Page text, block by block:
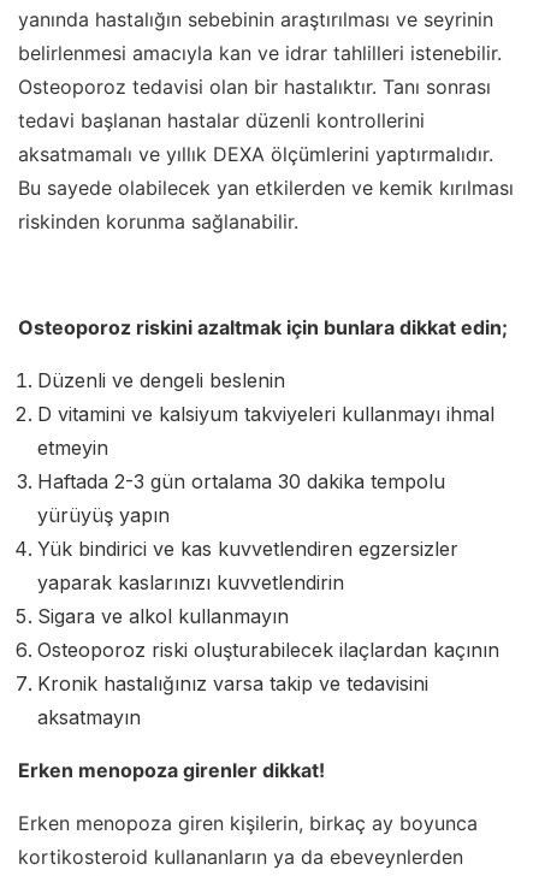
yanında hastalığın sebebinin araştırılması ve seyrinin
belirlenmesi amacıyla kan ve idrar tahlilleri istenebilir.
Osteoporoz tedavisi olan bir hastalıktır. Tanı sonrası
tedavi başlanan hastalar düzenli kontrollerini
aksatmamalı ve yıllık DEXA ölçümlerini yaptırmalıdır.
Bu sayede olabilecek yan etkilerden ve kemik kırılması
riskinden korunma sağlanabilir.
Osteoporoz riskini azaltmak için bunlara dikkat edin;
Düzenli ve dengeli beslenin
D vitamini ve kalsiyum takviyeleri kullanmayı ihmal
etmeyin
Haftada 2-3 gün ortalama 30 dakika tempolu
yürüyüş yapın
Yük bindirici ve kas kuvvetlendiren egzersizler
yaparak kaslarınızı kuvvetlendirin
Sigara ve alkol kullanmayın
Osteoporoz riski oluşturabilecek ilaçlardan kaçının
Kronik hastalığınız varsa takip ve tedavisini
aksatmayın
Erken menopoza girenler dikkat!
Erken menopoza giren kişilerin, birkaç ay boyunca
kortikosteroid kullananların ya da ebeveynlerden